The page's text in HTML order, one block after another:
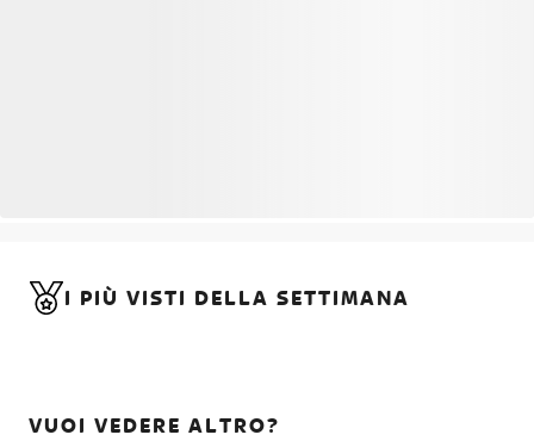
I PIÙ VISTI DELLA SETTIMANA
VUOI VEDERE ALTRO?